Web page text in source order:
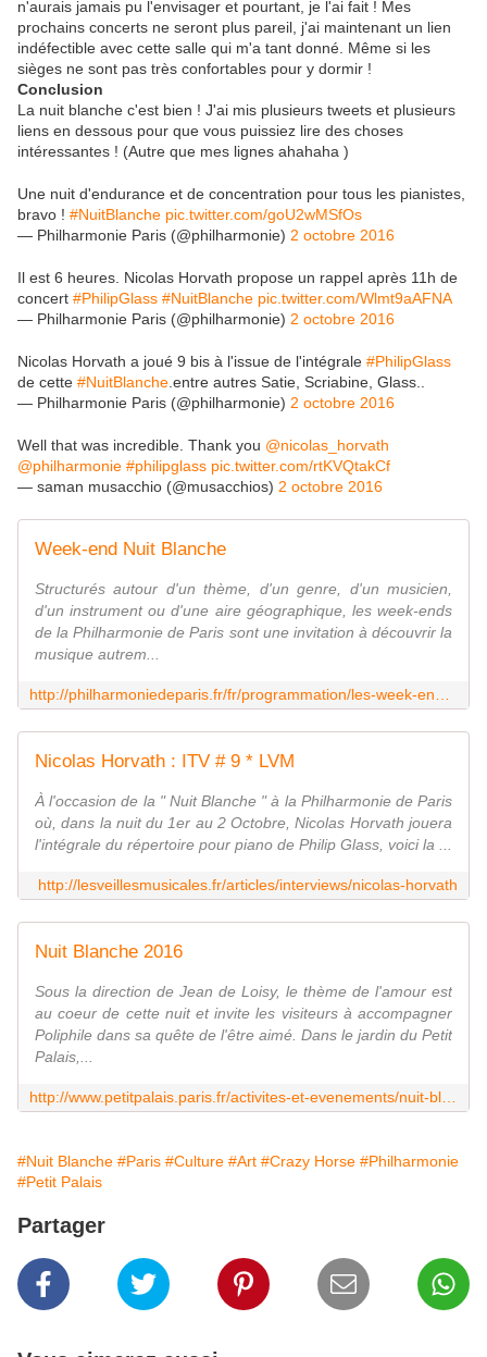
n'aurais jamais pu l'envisager et pourtant, je l'ai fait ! Mes
prochains concerts ne seront plus pareil, j'ai maintenant un lien
indéfectible avec cette salle qui m'a tant donné. Même si les
sièges ne sont pas très confortables pour y dormir !
Conclusion
La nuit blanche c'est bien ! J'ai mis plusieurs tweets et plusieurs
liens en dessous pour que vous puissiez lire des choses
intéressantes ! (Autre que mes lignes ahahaha )
Une nuit d'endurance et de concentration pour tous les pianistes,
bravo ! #NuitBlanche pic.twitter.com/goU2wMSfOs
— Philharmonie Paris (@philharmonie) 2 octobre 2016
Il est 6 heures. Nicolas Horvath propose un rappel après 11h de
concert #PhilipGlass #NuitBlanche pic.twitter.com/Wlmt9aAFNA
— Philharmonie Paris (@philharmonie) 2 octobre 2016
Nicolas Horvath a joué 9 bis à l'issue de l'intégrale #PhilipGlass
de cette #NuitBlanche .entre autres Satie, Scriabine, Glass..
— Philharmonie Paris (@philharmonie) 2 octobre 2016
Well that was incredible. Thank you @nicolas_horvath
@philharmonie #philipglass pic.twitter.com/rtKVQtakCf
— saman musacchio (@musacchios) 2 octobre 2016
Week-end Nuit Blanche
Structurés autour d'un thème, d'un genre, d'un musicien,
d'un instrument ou d'une aire géographique, les week-ends
de la Philharmonie de Paris sont une invitation à découvrir la
musique autrem...
Nicolas Horvath : ITV # 9 * LVM
À l'occasion de la " Nuit Blanche " à la Philharmonie de Paris
où, dans la nuit du 1er au 2 Octobre, Nicolas Horvath jouera
l'intégrale du répertoire pour piano de Philip Glass, voici la ...
http://lesveillesmusicales.fr/articles/interviews/nicolas-horvath
Nuit Blanche 2016
Sous la direction de Jean de Loisy, le thème de l'amour est
au coeur de cette nuit et invite les visiteurs à accompagner
Poliphile dans sa quête de l'être aimé. Dans le jardin du Petit
Palais,...
#Nuit Blanche #Paris #Culture #Art #Crazy Horse #Philharmonie
#Petit Palais
Partager